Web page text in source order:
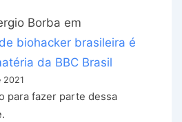
Borba em
biohacker brasileira é
da BBC Brasil
2021
para fazer parte dessa